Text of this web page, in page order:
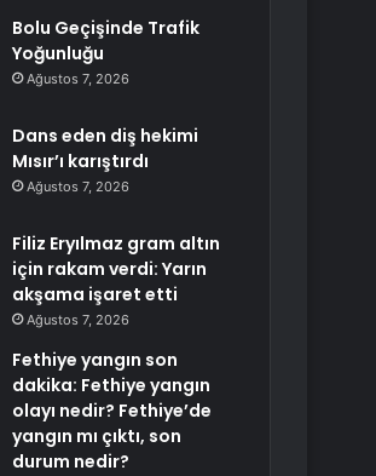
Bolu Geçişinde Trafik
Yoğunluğu
Ağustos 7, 2026
Dans eden diş hekimi
Mısır’ı karıştırdı
Ağustos 7, 2026
Filiz Eryılmaz gram altın
için rakam verdi: Yarın
akşama işaret etti
Ağustos 7, 2026
Fethiye yangın son
dakika: Fethiye yangın
olayı nedir? Fethiye’de
yangın mı çıktı, son
durum nedir?